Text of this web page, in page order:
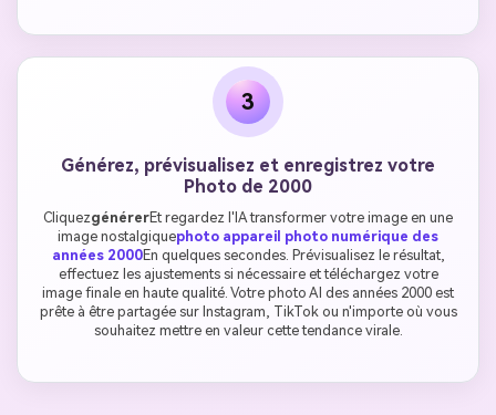
3
Générez, prévisualisez et enregistrez votre
Photo de 2000
CliquezgénérerEt regardez l'IA transformer votre image en une
image nostalgiquephoto appareil photo numérique des
années 2000En quelques secondes. Prévisualisez le résultat,
effectuez les ajustements si nécessaire et téléchargez votre
image finale en haute qualité. Votre photo AI des années 2000 est
prête à être partagée sur Instagram, TikTok ou n'importe où vous
souhaitez mettre en valeur cette tendance virale.